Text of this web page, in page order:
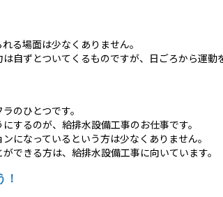
る場面は少なくありません。
自ずとついてくるものですが、日ごろから運
のひとつです。
するのが、給排水設備工事のお仕事です。
になっているという方は少なくありません。
できる方は、給排水設備工事に向いています。